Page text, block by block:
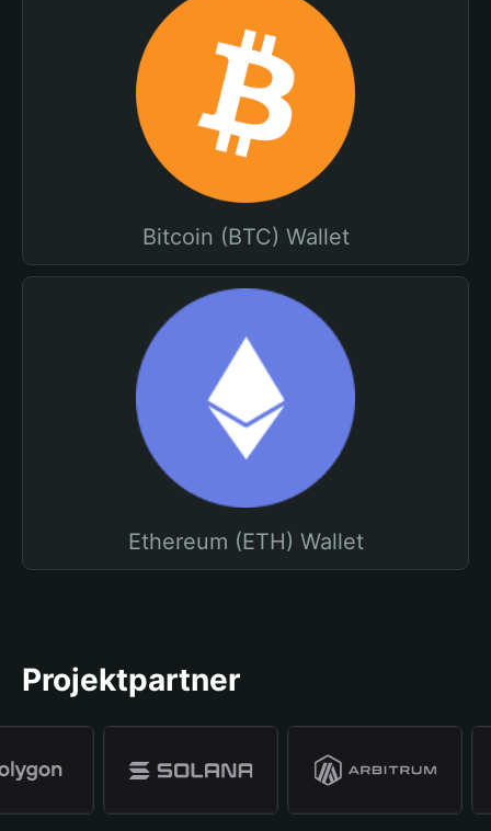
Bitcoin (BTC) Wallet
Ethereum (ETH) Wallet
Projektpartner